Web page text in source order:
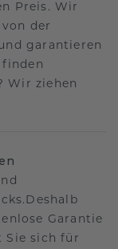
Preis. Wir
der
garantieren
Wir ziehen
Garantie
Sie sich für